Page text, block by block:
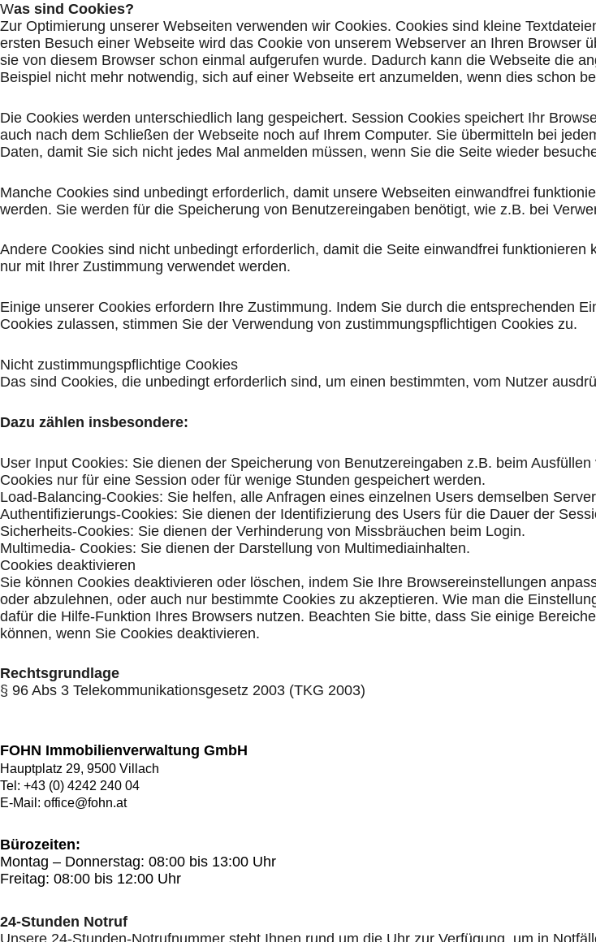
Was sind Cookies?
Zur Optimierung unserer Webseiten verwenden wir Cookies. Cookies sind kleine
ersten Besuch einer Webseite wird das Cookie von unserem Webserver an Ihren
sie von diesem Browser schon einmal aufgerufen wurde. Dadurch kann die Webseite die
Beispiel nicht mehr notwendig, sich auf einer Webseite ert anzumelden, wenn dies schon
Die Cookies werden unterschiedlich lang gespeichert. Session Cookies speichert Ihr
auch nach dem Schließen der Webseite noch auf Ihrem Computer. Sie übermitteln bei
Daten, damit Sie sich nicht jedes Mal anmelden müssen, wenn Sie die Seite wieder
Manche Cookies sind unbedingt erforderlich, damit unsere Webseiten einwandfrei
werden. Sie werden für die Speicherung von Benutzereingaben benötigt, wie z.B. bei
Andere Cookies sind nicht unbedingt erforderlich, damit die Seite einwandfrei
nur mit Ihrer Zustimmung verwendet werden.
Einige unserer Cookies erfordern Ihre Zustimmung. Indem Sie durch die entsprechenden
Cookies zulassen, stimmen Sie der Verwendung von zustimmungspflichtigen Cookies zu.
Nicht zustimmungspflichtige Cookies
Das sind Cookies, die unbedingt erforderlich sind, um einen bestimmten, vom Nutzer
Dazu zählen insbesondere:
User Input Cookies: Sie dienen der Speicherung von Benutzereingaben z.B. beim
Cookies nur für eine Session oder für wenige Stunden gespeichert werden.
Load-Balancing-Cookies: Sie helfen, alle Anfragen eines einzelnen Users demselben
Authentifizierungs-Cookies: Sie dienen der Identifizierung des Users für die Dauer der
Sicherheits-Cookies: Sie dienen der Verhinderung von Missbräuchen beim Login.
Multimedia- Cookies: Sie dienen der Darstellung von Multimediainhalten.
Cookies deaktivieren
Sie können Cookies deaktivieren oder löschen, indem Sie Ihre Browsereinstellungen
oder abzulehnen, oder auch nur bestimmte Cookies zu akzeptieren. Wie man die
dafür die Hilfe-Funktion Ihres Browsers nutzen. Beachten Sie bitte, dass Sie einige
können, wenn Sie Cookies deaktivieren.
Rechtsgrundlage
§ 96 Abs 3 Telekommunikationsgesetz 2003 (TKG 2003)
FOHN Immobilienverwaltung GmbH
Hauptplatz 29, 9500 Villach
Tel: +43 (0) 4242 240 04
E-Mail: office@fohn.at
Bürozeiten:
Montag – Donnerstag: 08:00 bis 13:00 Uhr
Freitag: 08:00 bis 12:00 Uhr
24-Stunden Notruf
Unsere 24-Stunden-Notrufnummer steht Ihnen rund um die Uhr zur Verfügung, um in